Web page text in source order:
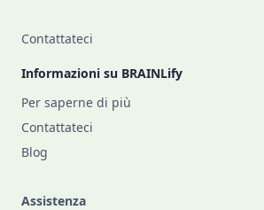
Contattateci
Informazioni su BRAINLify
Per saperne di più
Contattateci
Blog
Assistenza